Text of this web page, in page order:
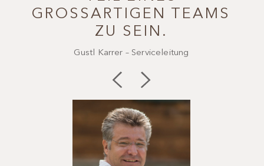
GROSSARTIGEN TEAMS Z
U SEIN.
Gustl Karrer – Serviceleitung